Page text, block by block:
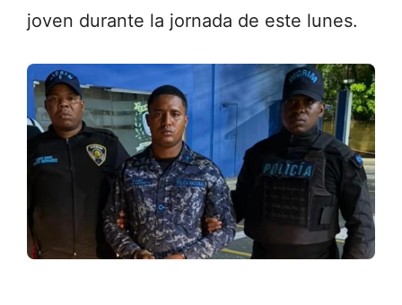
joven durante la jornada de este lunes.